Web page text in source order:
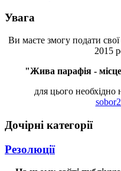
Увага
Ви маєте змогу подати
2015
"Жива парафія -
для цього необхідно
Дочірні категорії
Резолюції